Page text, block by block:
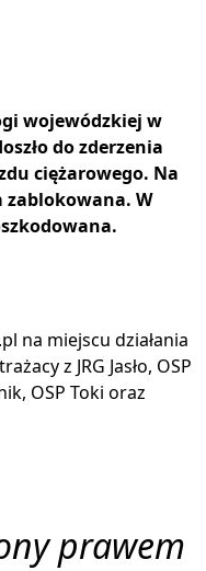
wojewódzkiej w
do zderzenia
ciężarowego. Na
zablokowana. W
na miejscu działania
z JRG Jasło, OSP
OSP Toki oraz
prawem